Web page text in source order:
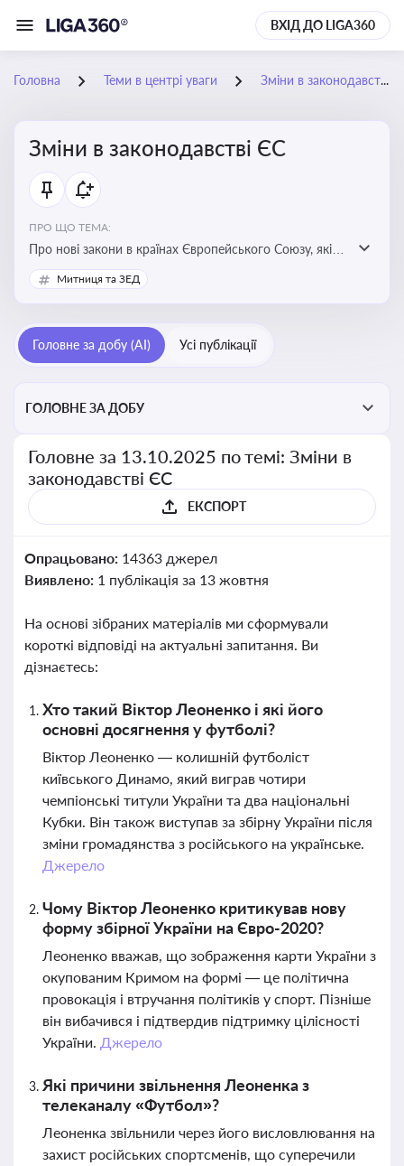
ВХІД ДО LIGA360
Головна Теми в центрі уваги Зміни в законодавстві ЄС
Зміни в законодавстві ЄС
ПРО ЩО ТЕМА:
Про нові закони в країнах Європейського Союзу, які
впливають на умови торгівлі, трудової міграції,
інтеграції та перспективу членства України в
Митниця та ЗЕД
Головне за добу (AI) Усі публікації
ГОЛОВНЕ ЗА ДОБУ
Головне за 13.10.2025 по темі: Зміни в
законодавстві ЄС
ЕКСПОРТ
Опрацьовано: 14363 джерел
Виявлено: 1 публікація за 13 жовтня
На основі зібраних матеріалів ми сформували
короткі відповіді на актуальні запитання. Ви
дізнаєтесь:
Хто такий Віктор Леоненко і які його
основні досягнення у футболі?
Віктор Леоненко — колишній футболіст
київського Динамо, який виграв чотири
чемпіонські титули України та два національні
Кубки. Він також виступав за збірну України після
зміни громадянства з російського на українське.
Джерело
Чому Віктор Леоненко критикував нову
форму збірної України на Євро-2020?
Леоненко вважав, що зображення карти України з
окупованим Кримом на формі — це політична
провокація і втручання політиків у спорт. Пізніше
він вибачився і підтвердив підтримку цілісності
України. Джерело
Які причини звільнення Леоненка з
телеканалу «Футбол»?
Леоненка звільнили через його висловлювання на
захист російських спортсменів, що суперечили